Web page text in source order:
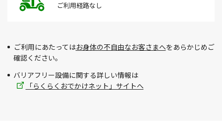
ご利用経路なし
ご利用にあたってはお身体の不自由なお客さまへをあらかじめご
確認ください。
バリアフリー設備に関する詳しい情報は
「らくらくおでかけネット」サイトへ